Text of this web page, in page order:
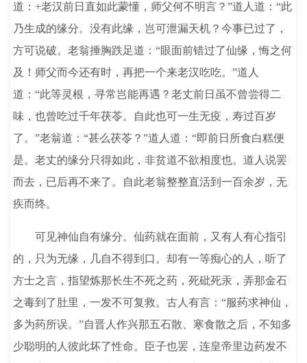
道：+老汉前日直如此蒙懂，师父何不明言？”道人道：“此
乃生成的缘分。没有此缘，岂可泄漏天机？今事已过了，
方可说破。老翁捶胸跌足道：“眼面前错过了仙缘，悔之何
及！师父而今还有时，再把一个来老汉吃吃。”道人
道：“此等灵根，寻常岂能再遇？老丈前日虽不曾尝得二
味，也曾吃过千年茯苓。自此也可一生无疫，寿过百岁
了。”老翁道：“甚么茯苓？”道人道：“即前日所食白糕便
是。老丈的缘分只得如此，非贫道不欲相度也。道人说罢
而去，已后再不来了。自此老翁整整直活到一百余岁，无
疾而终。
可见神仙自有缘分。仙药就在面前，又有人有心指引
的，只为无缘，几自不得到口。却有一等痴心的人，听了
方士之言，指望炼那长生不死之药，死砒死汞，弄那金石
之毒到了肚里，一发不可复救。古人有言：“服药求神仙，
多为药所误。”自晋人作兴那五石散、寒食散之后，不知多
少聪明的人彼此坏了性命。臣子也罢，连皇帝里边药发不